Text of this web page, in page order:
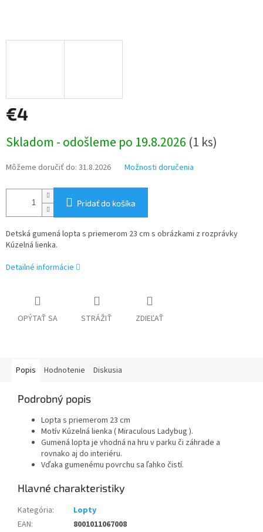
€4
cena:
Skladom - odošleme po 19.8.2026 (1 ks)
Môžeme doručiť do: 31.8.2026 Možnosti doručenia
Pridať do košíka
Detská gumená lopta s priemerom 23 cm s obrázkami z rozprávky
Kúzelná lienka.
Detailné informácie
OPÝTAŤ SA STRÁŽIŤ ZDIEĽAŤ
Popis Hodnotenie Diskusia
Podrobný popis
Lopta s priemerom 23 cm
Motív Kúzelná lienka ( Miraculous Ladybug ).
Gumená lopta je vhodná na hru v parku či záhrade a
rovnako aj do interiéru.
Vďaka gumenému povrchu sa ľahko čistí.
Kategória:
Lopty
EAN:
8001011067008